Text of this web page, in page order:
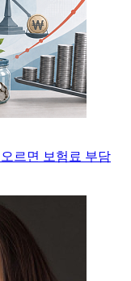
르면 보험료 부담